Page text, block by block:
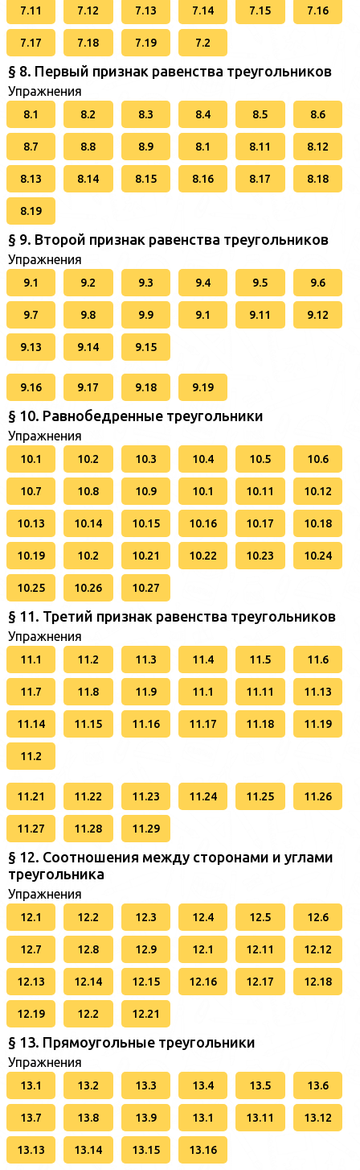
7.11 7.12 7.13 7.14 7.15 7.16
7.17 7.18 7.19 7.2
§ 8. Первый признак равенства треугольников
Упражнения
8.1 8.2 8.3 8.4 8.5 8.6
8.7 8.8 8.9 8.1 8.11 8.12
8.13 8.14 8.15 8.16 8.17 8.18
8.19
§ 9. Второй признак равенства треугольников
Упражнения
9.1 9.2 9.3 9.4 9.5 9.6
9.7 9.8 9.9 9.1 9.11 9.12
9.13 9.14 9.15
9.16 9.17 9.18 9.19
§ 10. Равнобедренные треугольники
Упражнения
10.1 10.2 10.3 10.4 10.5 10.6
10.7 10.8 10.9 10.1 10.11 10.12
10.13 10.14 10.15 10.16 10.17 10.18
10.19 10.2 10.21 10.22 10.23 10.24
10.25 10.26 10.27
§ 11. Третий признак равенства треугольников
Упражнения
11.1 11.2 11.3 11.4 11.5 11.6
11.7 11.8 11.9 11.1 11.11 11.13
11.14 11.15 11.16 11.17 11.18 11.19
11.2
11.21 11.22 11.23 11.24 11.25 11.26
11.27 11.28 11.29
§ 12. Соотношения между сторонами и углами
треугольника
Упражнения
12.1 12.2 12.3 12.4 12.5 12.6
12.7 12.8 12.9 12.1 12.11 12.12
12.13 12.14 12.15 12.16 12.17 12.18
12.19 12.2 12.21
§ 13. Прямоугольные треугольники
Упражнения
13.1 13.2 13.3 13.4 13.5 13.6
13.7 13.8 13.9 13.1 13.11 13.12
13.13 13.14 13.15 13.16